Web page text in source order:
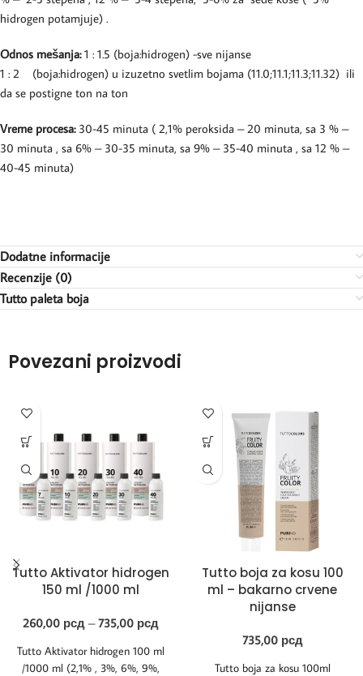
hidrogen potamjuje) .
Odnos mešanja:1 : 1.5 (boja:hidrogen) -sve nijanse
1 : 2 (boja:hidrogen) u izuzetno svetlim bojama (11.0;11.1;11.3;11.32) ili
da se postigne ton na ton
Vreme procesa:30-45 minuta ( 2,1% peroksida – 20 minuta, sa 3 % –
30 minuta , sa 6% – 30-35 minuta, sa 9% – 35-40 minuta , sa 12 % –
40-45 minuta)
Dodatne informacije
Recenzije (0)
Tutto paleta boja
Povezani proizvodi
Tutto Aktivator hidrogen
150 ml /1000 ml
260,00 рсд – 735,00 рсд
Tutto Aktivator hidrogen 100 ml
/1000 ml (2,1% , 3%, 6%, 9%,
Tutto boja za kosu 100
ml – bakarno crvene
nijanse
735,00 рсд
Tutto boja za kosu 100ml